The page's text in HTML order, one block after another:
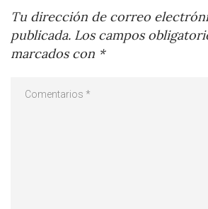
Tu dirección de correo
publicada. Los campos
marcados con *